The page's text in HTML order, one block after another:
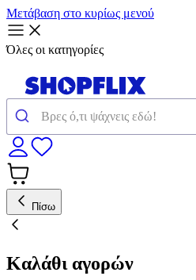
Μετάβαση στο κυρίως μενού
Όλες οι κατηγορίες
Πίσω
Καλάθι αγορών